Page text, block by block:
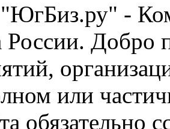
-
России. Добро
или
обязательно